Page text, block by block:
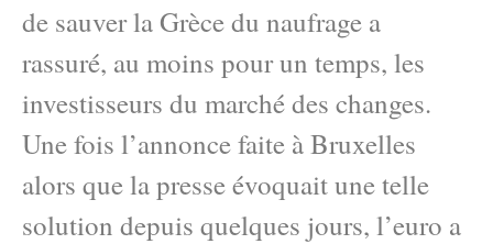
de sauver la Grèce du naufrage a
rassuré, au moins pour un temps, les
investisseurs du marché des changes.
Une fois l’annonce faite à Bruxelles
alors que la presse évoquait une telle
solution depuis quelques jours, l’euro a